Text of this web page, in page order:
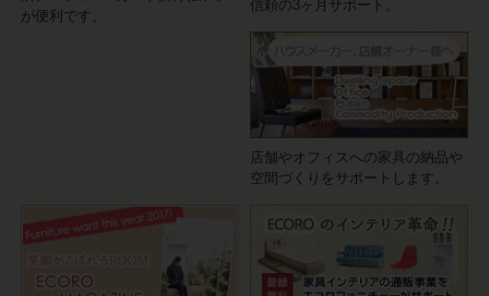
が便利です。
信頼の3ヶ月サポート。
店舗やオフィスへの家具の納品や
空間づくりをサポートします。